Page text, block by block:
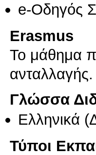
e-Οδηγός
Erasmus
Το μάθημα
ανταλλαγής.
Γλώσσα
Ελληνικά
Τύποι